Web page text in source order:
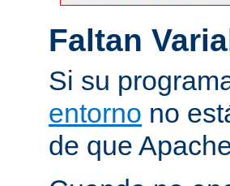
Faltan
Si su
entorno no
de que